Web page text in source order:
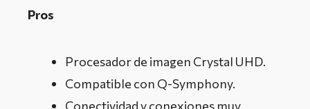
Pros
Procesador de imagen Crystal UHD.
Compatible con Q-Symphony.
Conectividad y conexiones muy